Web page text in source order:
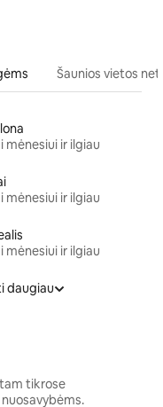
Šaunios vietos
mėnesiui ir ilgiau
mėnesiui ir ilgiau
mėnesiui ir ilgiau
daugiau
tikrose